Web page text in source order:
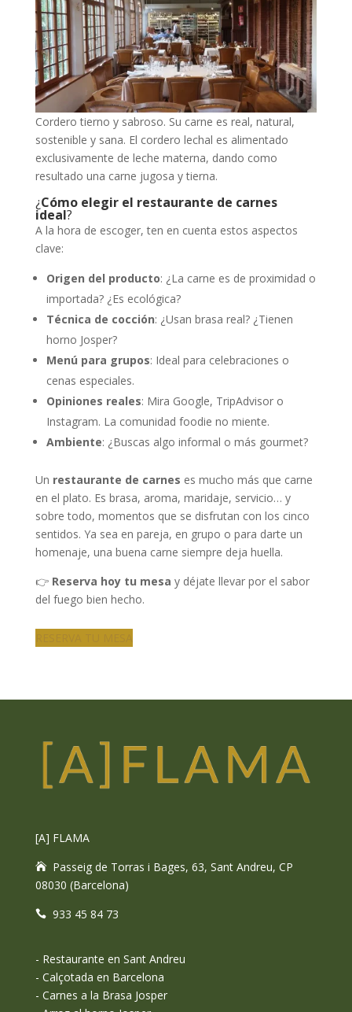
Cordero tierno y sabroso. Su carne es real, natural,
sostenible y sana. El cordero lechal es alimentado
exclusivamente de leche materna, dando como
resultado una carne jugosa y tierna.
¿Cómo elegir el restaurante de carnes
ideal?
A la hora de escoger, ten en cuenta estos aspectos
clave:
Origen del producto: ¿La carne es de proximidad o
importada? ¿Es ecológica?
Técnica de cocción: ¿Usan brasa real? ¿Tienen
horno Josper?
Menú para grupos: Ideal para celebraciones o
cenas especiales.
Opiniones reales: Mira Google, TripAdvisor o
Instagram. La comunidad foodie no miente.
Ambiente: ¿Buscas algo informal o más gourmet?
Un restaurante de carnes es mucho más que carne
en el plato. Es brasa, aroma, maridaje, servicio… y
sobre todo, momentos que se disfrutan con los cinco
sentidos. Ya sea en pareja, en grupo o para darte un
homenaje, una buena carne siempre deja huella.
👉 Reserva hoy tu mesa y déjate llevar por el sabor
del fuego bien hecho.
[A] FLAMA
Passeig de Torras i Bages, 63, Sant Andreu, CP
08030 (Barcelona)
933 45 84 73
- Restaurante en Sant Andreu
- Calçotada en Barcelona
- Carnes a la Brasa Josper